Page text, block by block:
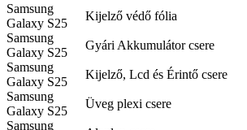
Samsung
Galaxy S25
Kijelző védő fólia
Samsung
Galaxy S25
Gyári Akkumulátor csere
Samsung
Galaxy S25
Kijelző, Lcd és Érintő csere
Samsung
Galaxy S25
Üveg plexi csere
Samsung